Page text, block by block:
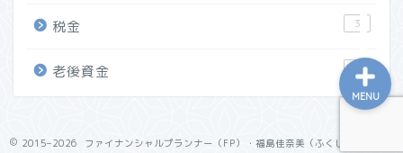
税金 3
老後資金
2015–2026 ファイナンシャルプランナー（FP）・福島佳奈美（ふくしまかなみ）
MENU